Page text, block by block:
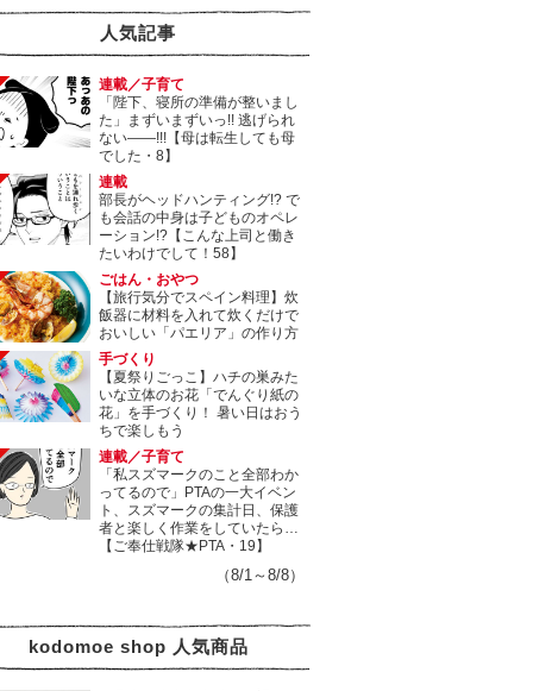
人気記事
連載／子育て
「陛下、寝所の準備が整いまし
た」まずいまずいっ!! 逃げられ
ない――!!!【母は転生しても母
でした・8】
連載
部長がヘッドハンティング!? で
も会話の中身は子どものオペレ
ーション!?【こんな上司と働き
たいわけでして！58】
ごはん・おやつ
【旅行気分でスペイン料理】炊
飯器に材料を入れて炊くだけで
おいしい「パエリア」の作り方
手づくり
【夏祭りごっこ】ハチの巣みた
いな立体のお花「でんぐり紙の
花」を手づくり！ 暑い日はおう
ちで楽しもう
連載／子育て
「私スズマークのこと全部わか
ってるので」PTAの一大イベン
ト、スズマークの集計日、保護
者と楽しく作業をしていたら…
【ご奉仕戦隊★PTA・19】
（8/1～8/8）
kodomoe shop 人気商品